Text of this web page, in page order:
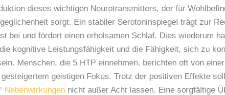
dieses wichtigen Neurotransmitters, der für
sorgt. Ein stabiler Serotoninspiegel trägt zur
bei und fördert einen erholsamen Schlaf. Dies wiederum
kognitive Leistungsfähigkeit und die Fähigkeit, sich zu
Menschen, die 5 HTP einnehmen, berichten oft von
gesteigertem geistigen Fokus. Trotz der positiven Effekte
Nebenwirkungen nicht außer Acht lassen. Eine sorgfältige